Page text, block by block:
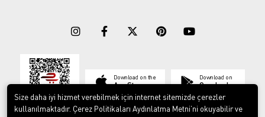
Download on the
App Store
Download on
Google play
Size daha iyi hizmet verebilmek için internet sitemizde çerezler
kullanılmaktadır. Çerez Politikaları Aydınlatma Metni’ni okuyabilir ve